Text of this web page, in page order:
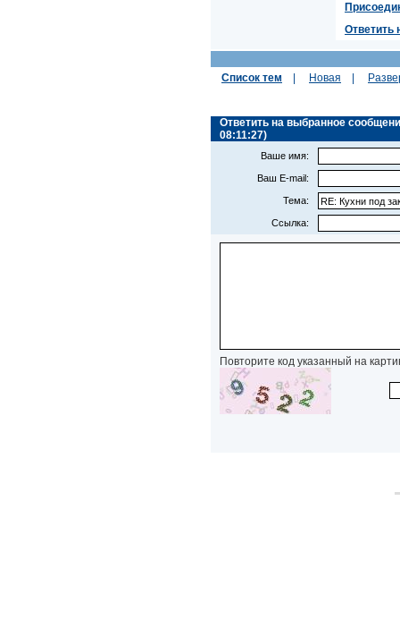
Ответить
Список тем Новая
Ответить на выбранное
08:11:27)
Ваше имя:
Ваш E-mail:
Тема:
Ссылка:
Повторите код указанный на